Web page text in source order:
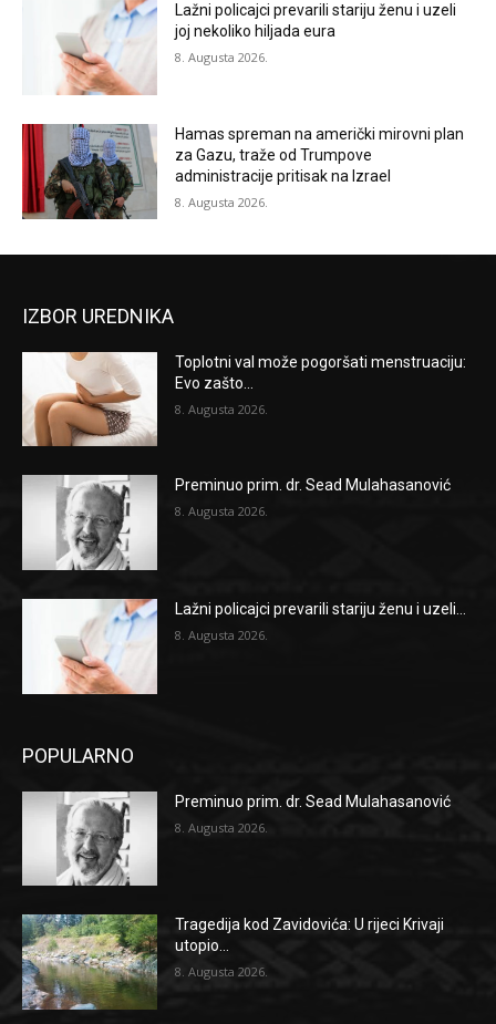
Lažni policajci prevarili stariju ženu i uzeli
joj nekoliko hiljada eura
8. Augusta 2026.
Hamas spreman na američki mirovni plan
za Gazu, traže od Trumpove
administracije pritisak na Izrael
8. Augusta 2026.
IZBOR UREDNIKA
Toplotni val može pogoršati menstruaciju:
Evo zašto...
8. Augusta 2026.
Preminuo prim. dr. Sead Mulahasanović
8. Augusta 2026.
Lažni policajci prevarili stariju ženu i uzeli...
8. Augusta 2026.
POPULARNO
Preminuo prim. dr. Sead Mulahasanović
8. Augusta 2026.
Tragedija kod Zavidovića: U rijeci Krivaji
utopio...
8. Augusta 2026.